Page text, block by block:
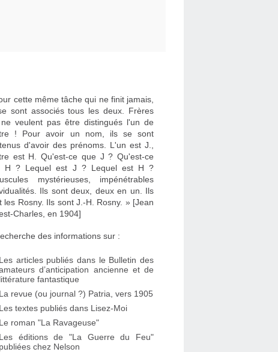
cette même tâche qui ne finit jamais,
sont associés tous les deux. Frères
veulent pas être distingués l'un de
! Pour avoir un nom, ils se sont
d'avoir des prénoms. L'un est J.,
est H. Qu'est-ce que J ? Qu'est-ce
H ? Lequel est J ? Lequel est H ?
mystérieuses, impénétrables
Ils sont deux, deux en un. Ils
les Rosny. Ils sont J.-H. Rosny. » [Jean
Charles, en 1904]
des informations sur :
Les articles publiés dans le Bulletin des
d’anticipation ancienne et de
littérature fantastique
La revue (ou journal ?) Patria, vers 1905
Les textes publiés dans Lisez-Moi
Le roman "La Ravageuse"
Les éditions de "La Guerre du Feu"
publiées chez Nelson